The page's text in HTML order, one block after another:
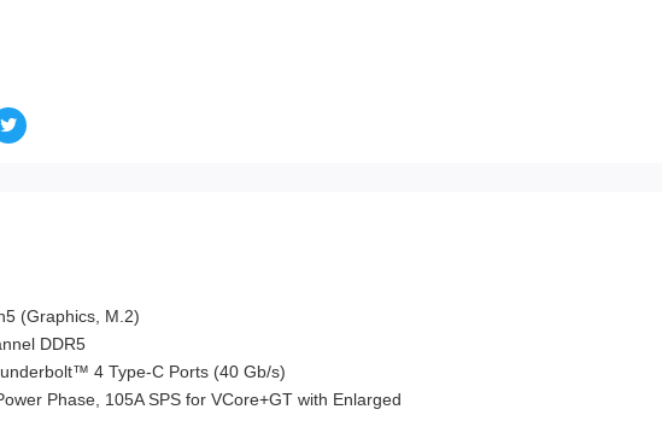
(Graphics, M.2)
DDR5
4 Type-C Ports (40 Gb/s)
Phase, 105A SPS for VCore+GT with Enlarged